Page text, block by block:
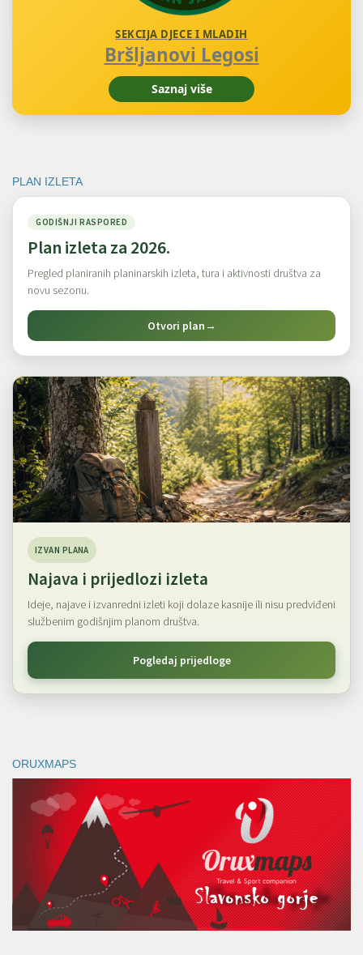
SEKCIJA DJECE I MLADIH
Bršljanovi Legosi
Saznaj više
PLAN IZLETA
GODIŠNJI RASPORED
Plan izleta za 2026.
Pregled planiranih planinarskih izleta, tura i aktivnosti društva za
novu sezonu.
Otvori plan→
IZVAN PLANA
Najava i prijedlozi izleta
Ideje, najave i izvanredni izleti koji dolaze kasnije ili nisu predviđeni
službenim godišnjim planom društva.
Pogledaj prijedloge
ORUXMAPS